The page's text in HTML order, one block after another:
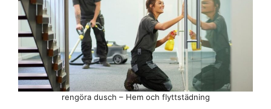
rengöra dusch – Hem och flyttstädning